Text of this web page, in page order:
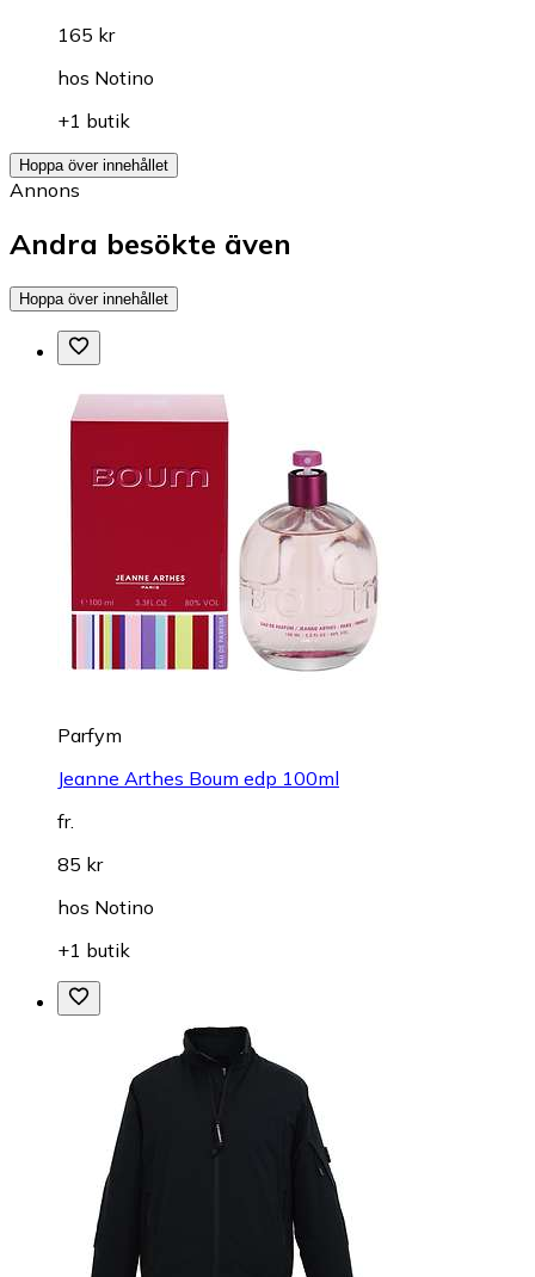
165 kr
hos Notino
+1 butik
Hoppa över innehållet
Annons
Andra besökte även
Hoppa över innehållet
Parfym
Jeanne Arthes Boum edp 100ml
fr.
85 kr
hos Notino
+1 butik